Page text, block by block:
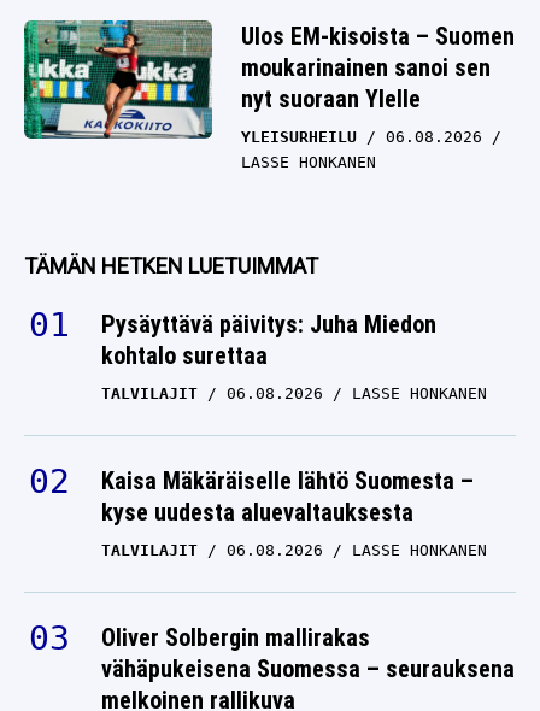
Ulos EM-kisoista – Suomen
moukarinainen sanoi sen
nyt suoraan Ylelle
YLEISURHEILU
06.08.2026
LASSE HONKANEN
TÄMÄN HETKEN LUETUIMMAT
Pysäyttävä päivitys: Juha Miedon
kohtalo surettaa
TALVILAJIT 06.08.2026 LASSE HONKANEN
Kaisa Mäkäräiselle lähtö Suomesta –
kyse uudesta aluevaltauksesta
TALVILAJIT 06.08.2026 LASSE HONKANEN
Oliver Solbergin mallirakas
vähäpukeisena Suomessa – seurauksena
melkoinen rallikuva